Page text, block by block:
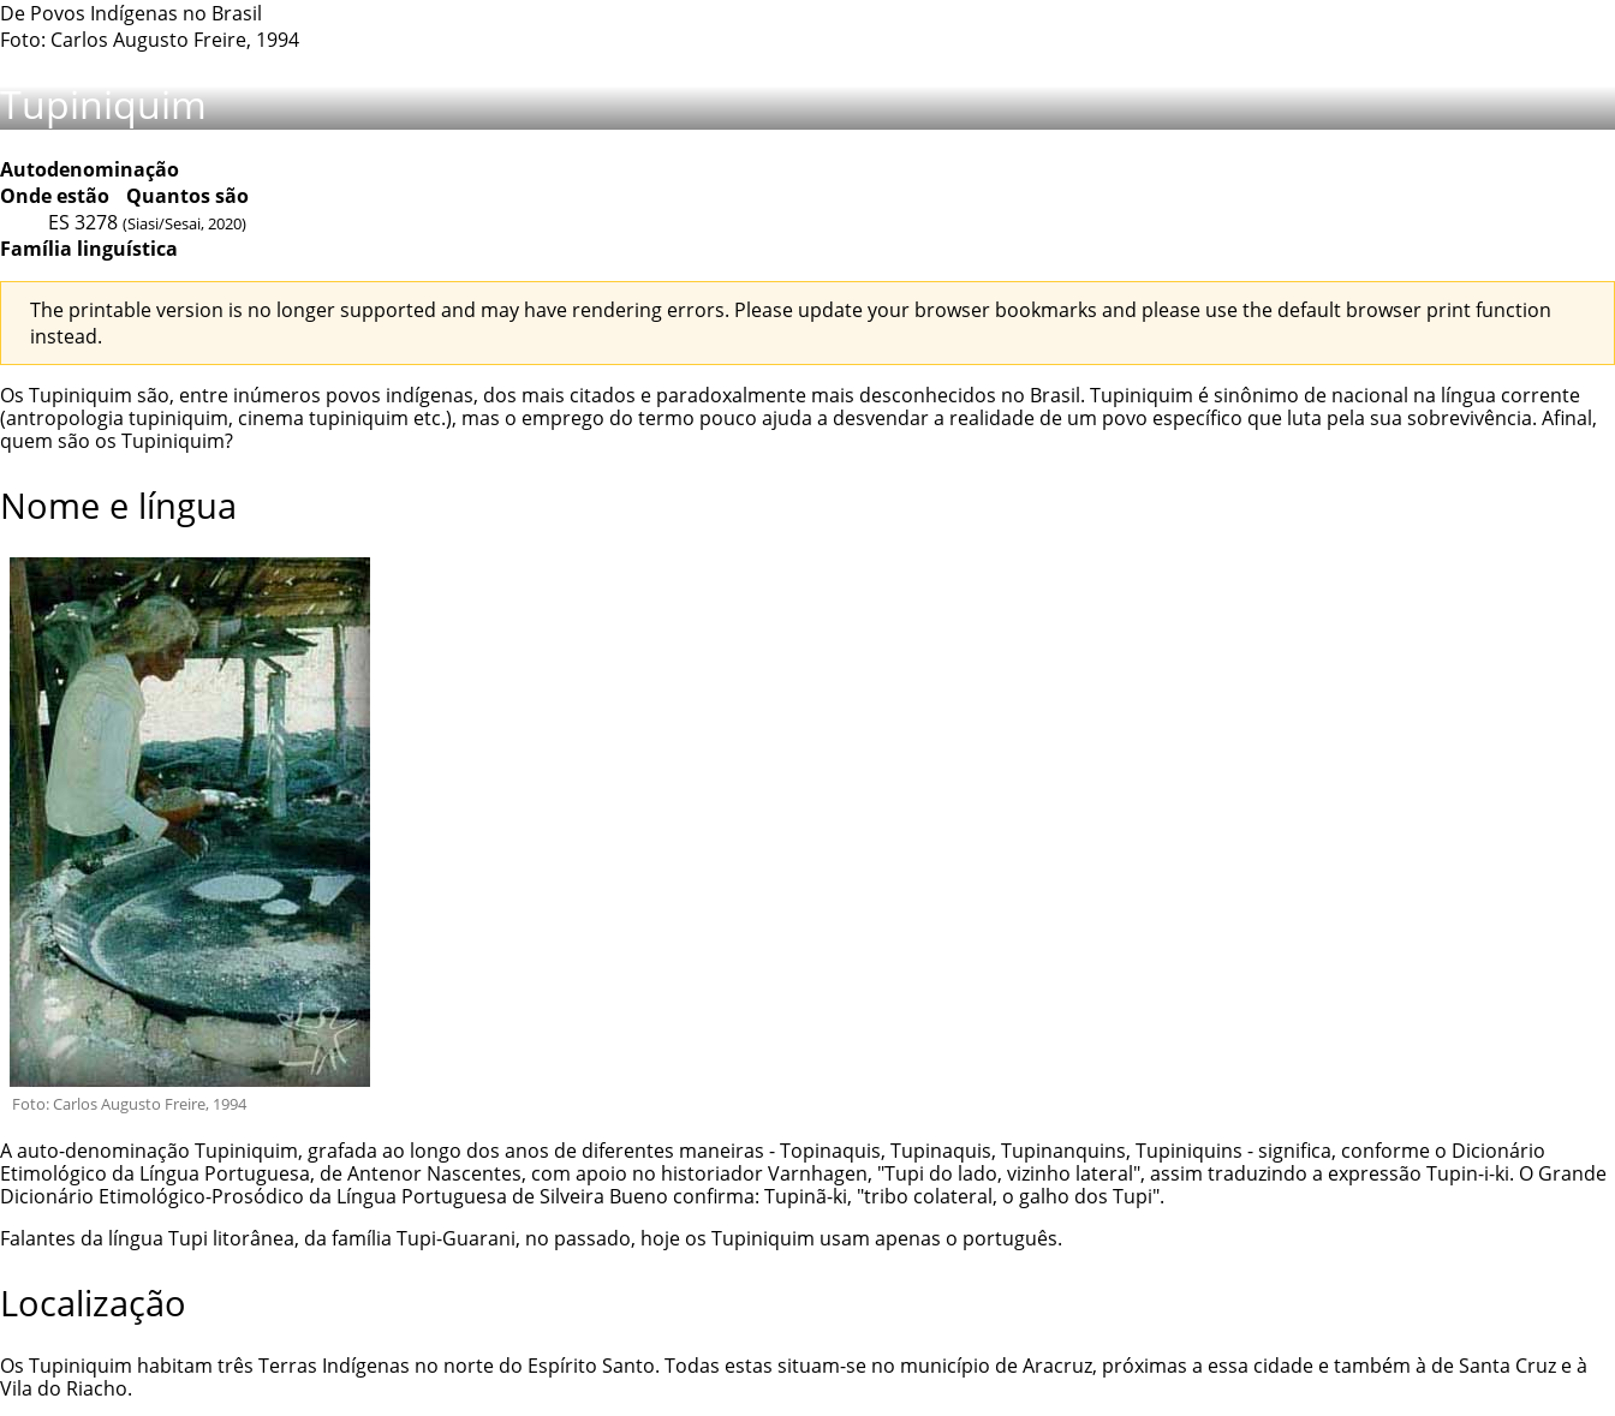
De Povos Indígenas no Brasil
Foto: Carlos Augusto Freire, 1994
Tupiniquim
Autodenominação
Onde estão
Quantos são
ES 3278 (Siasi/Sesai, 2020)
Família linguística
The printable version is no longer supported and may have rendering errors. Please update your browser bookmarks and please use the default browser print function
instead.
Os Tupiniquim são, entre inúmeros povos indígenas, dos mais citados e paradoxalmente mais desconhecidos no Brasil. Tupiniquim é sinônimo de nacional na língua corrente
(antropologia tupiniquim, cinema tupiniquim etc.), mas o emprego do termo pouco ajuda a desvendar a realidade de um povo específico que luta pela sua sobrevivência. Afinal,
quem são os Tupiniquim?
Nome e língua
Foto: Carlos Augusto Freire, 1994
A auto-denominação Tupiniquim, grafada ao longo dos anos de diferentes maneiras - Topinaquis, Tupinaquis, Tupinanquins, Tupiniquins - significa, conforme o Dicionário
Etimológico da Língua Portuguesa, de Antenor Nascentes, com apoio no historiador Varnhagen, "Tupi do lado, vizinho lateral", assim traduzindo a expressão Tupin-i-ki. O Grande
Dicionário Etimológico-Prosódico da Língua Portuguesa de Silveira Bueno confirma: Tupinã-ki, "tribo colateral, o galho dos Tupi".
Falantes da língua Tupi litorânea, da família Tupi-Guarani, no passado, hoje os Tupiniquim usam apenas o português.
Localização
Os Tupiniquim habitam três Terras Indígenas no norte do Espírito Santo. Todas estas situam-se no município de Aracruz, próximas a essa cidade e também à de Santa Cruz e à
Vila do Riacho.